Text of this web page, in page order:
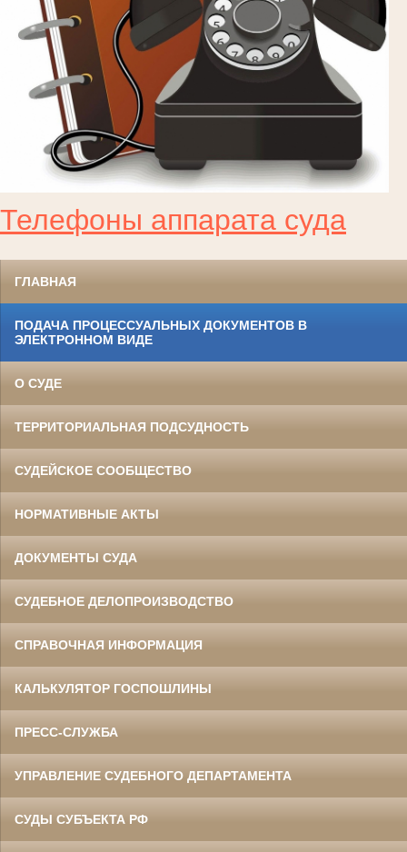
Телефоны аппарата суда
ГЛАВНАЯ
ПОДАЧА ПРОЦЕССУАЛЬНЫХ ДОКУМЕНТОВ В
ЭЛЕКТРОННОМ ВИДЕ
О СУДЕ
ТЕРРИТОРИАЛЬНАЯ ПОДСУДНОСТЬ
СУДЕЙСКОЕ СООБЩЕСТВО
НОРМАТИВНЫЕ АКТЫ
ДОКУМЕНТЫ СУДА
СУДЕБНОЕ ДЕЛОПРОИЗВОДСТВО
СПРАВОЧНАЯ ИНФОРМАЦИЯ
КАЛЬКУЛЯТОР ГОСПОШЛИНЫ
ПРЕСС-СЛУЖБА
УПРАВЛЕНИЕ СУДЕБНОГО ДЕПАРТАМЕНТА
СУДЫ СУБЪЕКТА РФ